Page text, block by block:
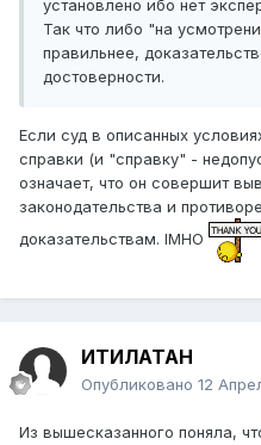
установлено ибо нет
Так что либо "на
правильнее,
достоверности.
Если суд в описанных
справки (и "справку" -
означает, что он совершит
законодательства и
доказательствам. IMHO
ИТИЛАТАН
Опубликовано 12
Из вышесказанного поняла,